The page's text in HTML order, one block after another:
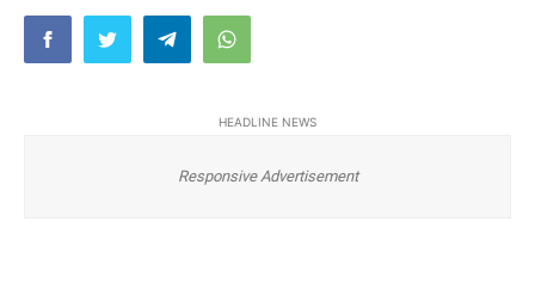
HEADLINE NEWS
Responsive Advertisement